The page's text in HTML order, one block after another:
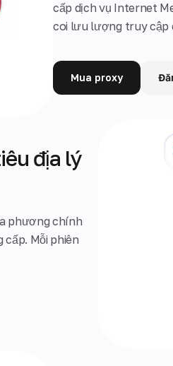
cấp dịch vụ Internet
coi lưu lượng truy cập
Mua proxy
địa lý
phương chính
cấp. Mỗi phiên